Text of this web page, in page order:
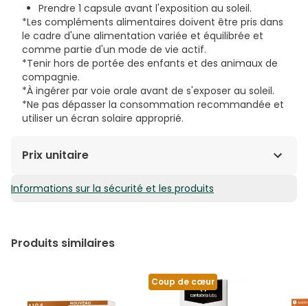
Prendre 1 capsule avant l'exposition au soleil.
*Les compléments alimentaires doivent être pris dans
le cadre d'une alimentation variée et équilibrée et
comme partie d'un mode de vie actif.
*Tenir hors de portée des enfants et des animaux de
compagnie.
*À ingérer par voie orale avant de s'exposer au soleil.
*Ne pas dépasser la consommation recommandée et
utiliser un écran solaire approprié.
Prix unitaire
0,73€ / Gélules
Informations sur la sécurité et les produits
Produits similaires
Coup de cœur